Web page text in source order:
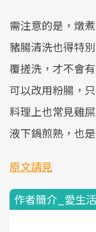
需注意的是，燉
豬腸清洗也得特
覆搓洗，才不會
可以改用粉腸，
料理上也常見雞
液下鍋煎熟，也
原文請見
作者簡介_愛生活